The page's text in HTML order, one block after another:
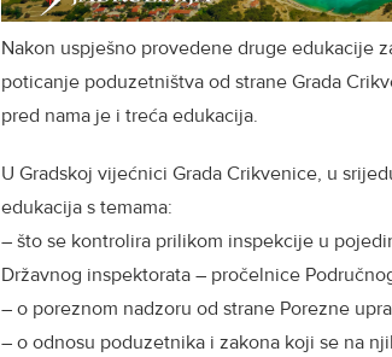
Nakon uspješno provedene druge edukacije
poticanje poduzetništva od strane Grada
pred nama je i treća edukacija.
U Gradskoj vijećnici Grada Crikvenice, u
edukacija s temama:
– što se kontrolira prilikom inspekcije u
Državnog inspektorata – pročelnice
– o poreznom nadzoru od strane Porezne
– o odnosu poduzetnika i zakona koji se na